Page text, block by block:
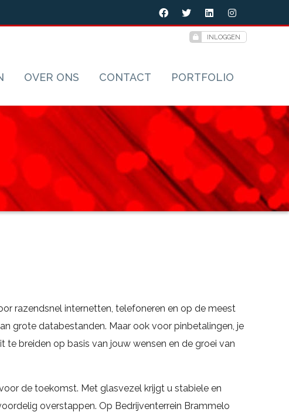
INLOGGEN
OVER ONS CONTACT PORTFOLIO
razendsnel internetten, telefoneren en op de meest
grote databestanden. Maar ook voor pinbetalingen, je
breiden op basis van jouw wensen en de groei van
de toekomst. Met glasvezel krijgt u stabiele en
overstappen. Op Bedrijventerrein Brammelo